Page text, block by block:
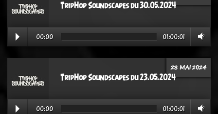
TripHop Soundscapes du 30.05.2024
00:00 01:00:01
23 MAI 2024
TripHop Soundscapes du 23.05.2024
00:00 01:00:01